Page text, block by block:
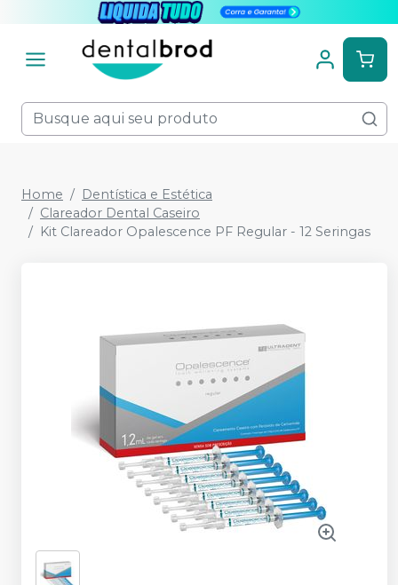
Home
Dentística e Estética
Clareador Dental Caseiro
Kit Clareador Opalescence PF Regular - 12 Seringas